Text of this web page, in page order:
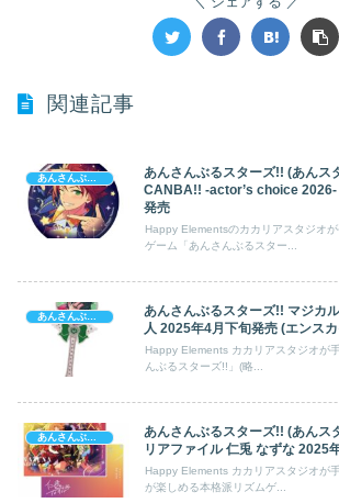
関連記事
あんさんぶるスターズ!
あんさんぶるスターズ!! (あん
CANBA!! -actor’s choice 2026-
発売
Happy Elementsのカカリアスタジオ
ゲーム「あんさんぶるスター...
あんさんぶるスターズ!
あんさんぶるスターズ!! マジカ
人 2025年4月下旬発売 (エンス
Happy Elements カカリアスタジオが
んぶるスターズ!!」(略...
あんさんぶるスターズ!! (あんス
リアファイル 仁兎 なずな 2025
Happy Elements カカリアスタジオが
が楽しめる本格派リズムゲ...